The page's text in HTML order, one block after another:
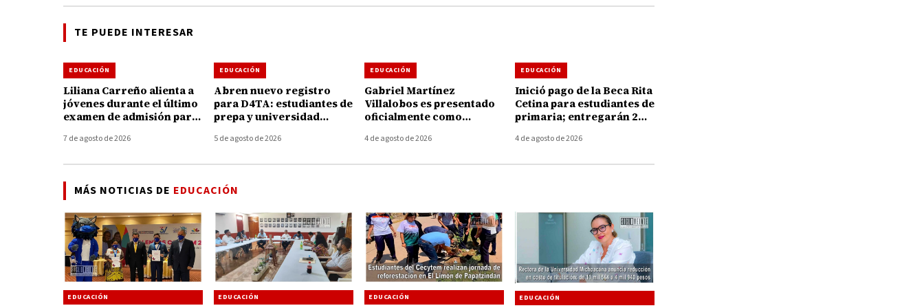
TE PUEDE INTERESAR
EDUCACIÓN
Liliana Carreño alienta a
jóvenes durante el último
examen de admisión para
Tacámbaro
7 de agosto de 2026
EDUCACIÓN
Abren nuevo registro
para D4TA: estudiantes de
prepa y universidad
internet gratuito
5 de agosto de 2026
EDUCACIÓN
Gabriel Martínez
Villalobos es presentado
oficialmente como
Tecnológico de Huetamo
4 de agosto de 2026
EDUCACIÓN
Inició pago de la Beca Rita
Cetina para estudiantes de
primaria; entregarán 2
4 de agosto de 2026
MÁS NOTICIAS DE EDUCACIÓN
EDUCACIÓN EDUCACIÓN EDUCACIÓN EDUCACIÓN